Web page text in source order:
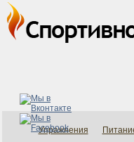
Упражнения